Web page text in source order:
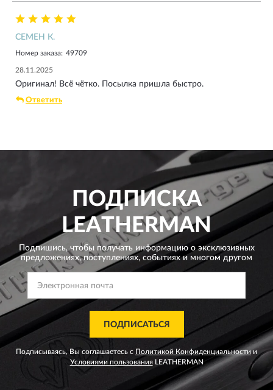
СЕМЕН К.
Номер заказа: 49709
28.11.2025
Оригинал! Всё чётко. Посылка пришла быстро.
Ответить
ПОДПИСКА
LEATHERMAN
Подпишись, чтобы получать информацию о эксклюзивных
предложениях,поступлениях, событиях и многом другом
ПОДПИСАТЬСЯ
Подписываясь, Вы соглашаетесь с Политикой Конфиденциальности и
Условиями пользованияLEATHERMAN